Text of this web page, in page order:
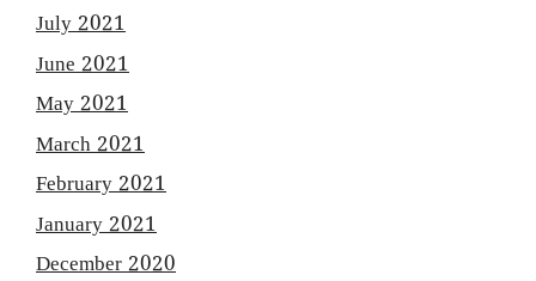
July 2021
June 2021
May 2021
March 2021
February 2021
January 2021
December 2020